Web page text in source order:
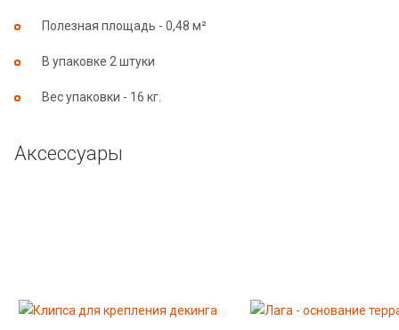
Полезная площадь - 0,48 м²
В упаковке 2 штуки
Вес упаковки - 16 кг.
Аксессуары